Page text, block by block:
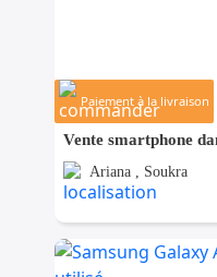
Paiement à la livraison
Ariana , Soukra